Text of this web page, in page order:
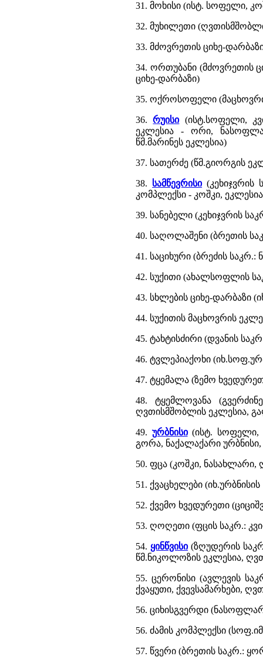
31. მოხისი (ისტ. სოფელი,
32. მუხილეთი
33. მძოვრეთის ციხე-
34. ორთუბანი (მძოვრეთის
ციხე-დარბაზი)
35. ოქროსოფელი
36.რუისი(ისტ.სოფელი,
ეკლესია - ორი,
წმ.მარინეს ეკლესია)
37. სათერძე (წმ.გიორგის
38. სამწევრისი(კეხიჯვრის
კომპლექსი - კოშკი,
39. სანებელი (კეხიჯვრის
40. საღოლაშენი (ბრეთის
41. საციხური (ბრეძის
42. სუქითი (ახალსოფლის
43. სხლების ციხე-დარბაზი
44. სუქითის მაცხოვრის
45. ტახტისძირი (დვანის
46. ტვლეპიაქოხი
47. ტყემალა (ზემო
48. ტყემლოვანა
ღვთისმშობლის ეკლესია,
49. ურბნისი(ისტ. სოფელი,
გორა, ნაქალაქარი ურბნისი,
50. ფცა (კოშკი,
51. ქვაცხელები
52. ქვემო ხვედურეთი
53. ღოღეთი (ფცის საკრ.:
54. ყინწვისი(ზღუდერის
წმ.ნიკოლოზის ეკლესია,
55. ცერონისი (ავლევის
ქვაყუთი, ქვევსამარხები,
56. ციხისგვერდი
56. ძამის კომპლექსი
57. წვერი (ბრეთის საკრ.: